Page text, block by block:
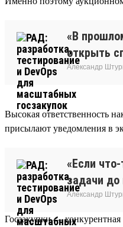
«В
открыть
Александр
Высокая ответственность
присылают уведомления в
«Если
задачи до
Александр
Госзакупки — конкурентная